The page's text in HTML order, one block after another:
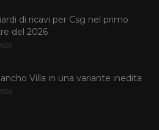
di ricavi per Csg nel primo
del 2026
Villa in una variante inedita